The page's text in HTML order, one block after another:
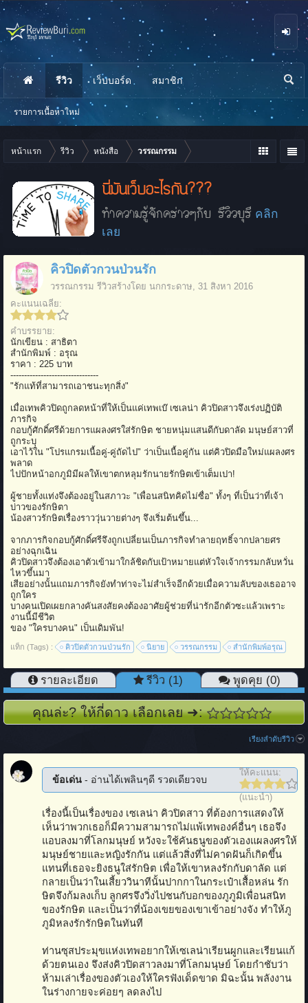
หน้าแรก รีวิว หนังสือ วรรณกรรม
นี่มันเว็บอะไรกัน???
ทำความรู้จักคร่าวๆกับ รีวิวบุรี คลิก
เลย
คิวปิดตัวกวนป่วนรัก
วรรณกรรม รีวิวสร้างโดย นกกระดาษ, 31 สิงหา 2016
คะแนนเฉลี่ย:
คำบรรยาย:
นักเขียน : สาธิตา
สำนักพิมพ์ : อรุณ
ราคา : 225 บาท
--------------------------------
"รักแท้ที่สามารถเอาชนะทุกสิ่ง"
เมื่อเทพคิวปิดถูกลดหน้าที่ให้เป็นแค่เทพเบ๊ เซเลน่า คิวปิดสาวจึงเร่งปฏิบัติ
ภารกิจ
กอบกู้ศักดิ์ศรีด้วยการแผลงศรใส่รักษิต ชายหนุ่มแสนดีกับดาลัด มนุษย์สาวที่
ถูกระบุ
เอาไว้ใน "โปรแกรมเนื้อคู่-คู่ถัดไป" ว่าเป็นเนื้อคู่กัน แต่คิวปิดมือใหม่แผลงศร
พลาด
ไปปักหน้าอกภูมิมีผลให้เขาตกหลุมรักนายรักษิตเข้าเต็มเปา!
ผู้ชายทั้งแท่งจึงต้องอยู่ในสภาวะ "เพื่อนสนิทคิดไม่ซื่อ" ทั้งๆ ที่เป็นว่าที่เจ้า
บ่าวของรักษิตา
น้องสาวรักษิตเรื่องราววุ่นวายต่างๆ จึงเริ่มต้นขึ้น...
จากภารกิจกอบกู้ศักดิ์ศรีจึงถูกเปลี่ยนเป็นภารกิจทำลายฤทธิ์จากปลายศร
อย่างฉุกเฉิน
คิวปิดสาวจึงต้องเอาตัวเข้ามาใกล้ชิดกับเป้าหมายแต่หัวใจเจ้ากรรมกลับหวั่น
ไหวขึ้นมา
เสียอย่างนั้นแถมภารกิจยังทำท่าจะไม่สำเร็จอีกด้วยเมื่อความลับของเธออาจ
ถูกใคร
บางคนเปิดเผยกลางคันสงสัยคงต้องอาศัยผู้ช่วยที่น่ารักอีกตัวซะแล้วเพราะ
งานนี้มีชีวิต
ของ "ใครบางคน" เป็นเดิมพัน!
แท็ก (Tags) : คิวปิดตัวกวนป่วนรัก นิยาย วรรณกรรม สำนักพิมพ์อรุณ
รายละเอียด รีวิว (1) พูดคุย (0)
คุณล่ะ? ให้กี่ดาว เลือกเลย ➜:
เรียงลำดับรีวิว
ให้คะแนน:
(แนะนำ)
ข้อเด่น - อ่านได้เพลินๆดี รวดเดียวจบ
เรื่องนี้เป็นเรื่องของ เซเลน่า คิวปิดสาว ที่ต้องการแสดงให้
เห็นว่าพวกเธอก็มีความสามารถไม่แพ้เทพองค์อื่นๆ เธอจึง
แอบลงมาที่โลกมนุษย์ หวังจะใช้คันธนูของตัวเองแผลงศรให้
มนุษย์ชายและหญิงรักกัน แต่แล้วสิ่งที่ไม่คาดฝันก็เกิดขึ้น
แทนที่เธอจะยิงธนูใส่รักษิต เพื่อให้เขาหลงรักกับดาลัด แต่
กลายเป็นว่าในเสี้ยววินาทีนั้นปากกาในกระเป๋าเสื้อหล่น รัก
ษิตจึงก้มลงเก็บ ลูกศรจึงวิ่งไปชนกับอกของภูภูมิเพื่อนสนิท
ของรักษิต และเป็นว่าที่น้องเขยของเขาเข้าอย่างจัง ทำให้ภู
ภูมิหลงรักรักษิตในทันที
ท่านซุสประมุขแห่งเทพอยากให้เซเลน่าเรียนผูกและเรียนแก้
ด้วยตนเอง จึงส่งคิวปิดสาวลงมาที่โลกมนุษย์ โดยกำชับว่า
ห้ามเล่าเรื่องของตัวเองให้ใครฟังเด็ดขาด มิฉะนั้น พลังงาน
ในร่างกายจะค่อยๆ ลดลงไป
รีวิว
รายการเนื้อหาใหม่
เว็บบอร์ด สมาชิก
นห
า